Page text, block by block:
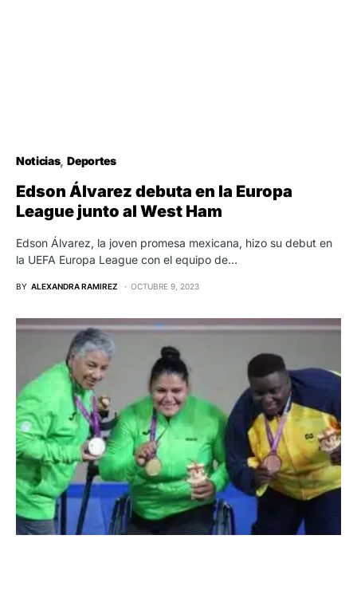
Noticias Deportes
Edson Álvarez debuta en la Europa
League junto al West Ham
Edson Álvarez, la joven promesa mexicana, hizo su debut en
la UEFA Europa League con el equipo de…
BY ALEXANDRA RAMIREZ OCTUBRE 9, 2023